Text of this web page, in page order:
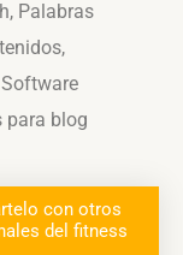
, Palabras
,
Software
para blog
con otros
del fitness